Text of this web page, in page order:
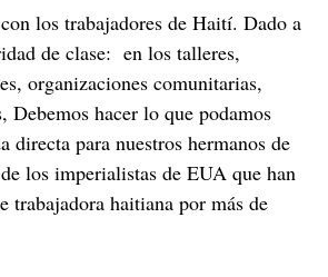
los trabajadores de Haití. Dado a
de clase: en los talleres,
organizaciones comunitarias,
Debemos hacer lo que podamos
directa para nuestros hermanos de
los imperialistas de EUA que han
trabajadora haitiana por más de